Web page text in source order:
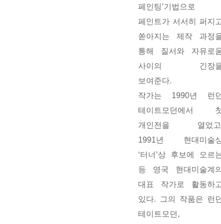
페인팅’기법으로
페인트가 서서히 퍼지
쏟아지는 제작 과정
통해 질서와 자유로
사이의 긴장
보여준다.
작가는 1990년 런
테이트모던에서
개인전을 열었
1991년 현대미술
‘터너’상 후보에 오르
등 영국 현대미술계
대표 작가로 활동하
있다. 그의 작품은 런
테이트모던,